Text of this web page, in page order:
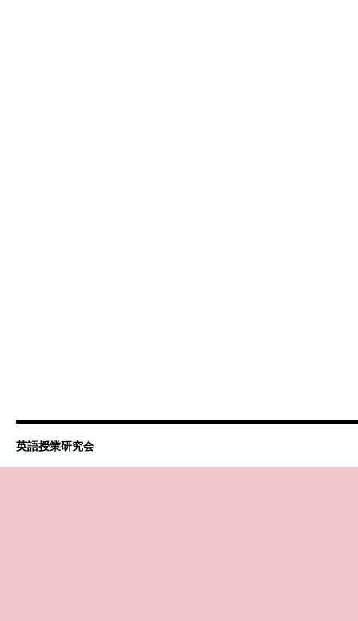
英語授業研究会